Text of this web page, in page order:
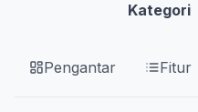
Kategori
Pengantar Fitur